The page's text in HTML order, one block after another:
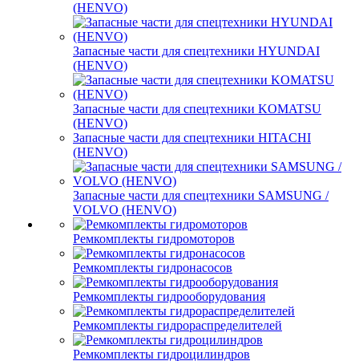
(HENVO)
Запасные части для спецтехники HYUNDAI
(HENVO)
Запасные части для спецтехники KOMATSU
(HENVO)
Запасные части для спецтехники HITACHI
(HENVO)
Запасные части для спецтехники SAMSUNG /
VOLVO (HENVO)
Ремкомплекты гидромоторов
Ремкомплекты гидронасосов
Ремкомплекты гидрооборудования
Ремкомплекты гидрораспределителей
Ремкомплекты гидроцилиндров